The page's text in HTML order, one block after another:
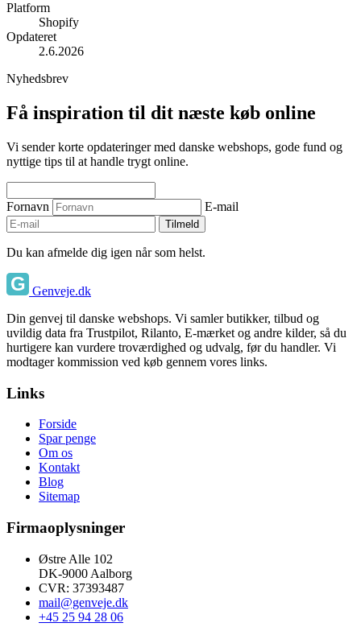
Platform
Shopify
Opdateret
2.6.2026
Nyhedsbrev
Få inspiration til dit næste køb online
Vi sender korte opdateringer med danske webshops, gode fund og
nyttige tips til at handle trygt online.
Fornavn E-mail
Tilmeld
Du kan afmelde dig igen når som helst.
Genveje.dk
Din genvej til danske webshops. Vi samler butikker, tilbud og
uvildig data fra Trustpilot, Rilanto, E-mærket og andre kilder, så du
hurtigere kan vurdere troværdighed og udvalg, før du handler. Vi
modtager kommission ved køb gennem vores links.
Links
Forside
Spar penge
Om os
Kontakt
Blog
Sitemap
Firmaoplysninger
Østre Alle 102
DK-9000 Aalborg
CVR: 37393487
mail@genveje.dk
+45 25 94 28 06